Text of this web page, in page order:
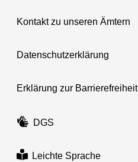
Kontakt zu unseren Ämtern
Datenschutzerklärung
Erklärung zur Barrierefreiheit
DGS
Leichte Sprache